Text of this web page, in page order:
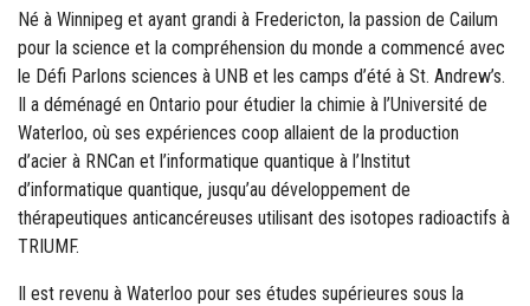
Né à Winnipeg et ayant grandi à Fredericton, la passion de Cailum
pour la science et la compréhension du monde a commencé avec
le Défi Parlons sciences à UNB et les camps d’été à St. Andrew’s.
Il a déménagé en Ontario pour étudier la chimie à l’Université de
Waterloo, où ses expériences coop allaient de la production
d’acier à RNCan et l’informatique quantique à l’Institut
d’informatique quantique, jusqu’au développement de
thérapeutiques anticancéreuses utilisant des isotopes radioactifs à
TRIUMF.
Il est revenu à Waterloo pour ses études supérieures sous la